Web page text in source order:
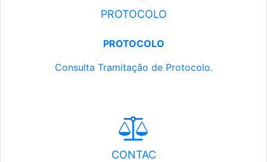
PROTOCOLO
PROTOCOLO
Consulta Tramitação de Protocolo.
CONTAC